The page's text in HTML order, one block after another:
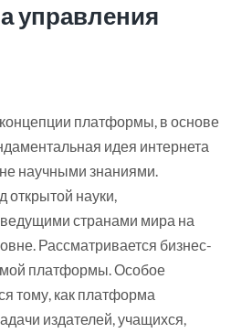
управления
платформы, в основе
идея интернета
научными знаниями.
открытой науки,
странами мира на
Рассматривается бизнес-
платформы. Особое
тому, как платформа
издателей, учащихся,